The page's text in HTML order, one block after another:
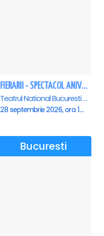
FIERARII - SPECTACOL ANIVERSAR GEORGE MIHĂIȚĂ
Teatrul National Bucuresti - Sala Ion Caramitru, Bucuresti
28 septembrie 2026, ora 19:00
Bucuresti